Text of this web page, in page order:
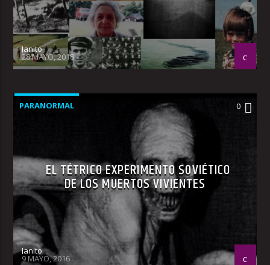
Janito
28 MAYO, 2018
PARANORMAL 0
EL TÉTRICO EXPERIMENTO SOVIÉTICO
DE LOS MUERTOS VIVIENTES
Janito
9 MAYO, 2016